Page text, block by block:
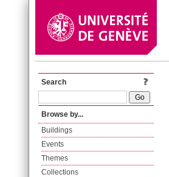
Search
Browse by...
Buildings
Events
Themes
Collections